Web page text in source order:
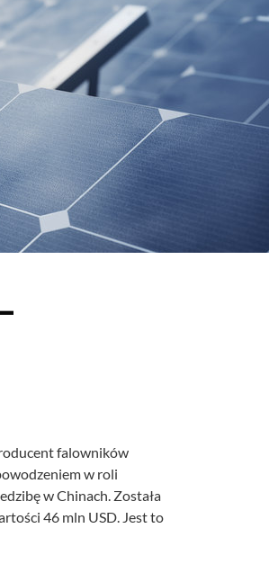
falowników
w roli
w Chinach. Została
46 mln USD. Jest to